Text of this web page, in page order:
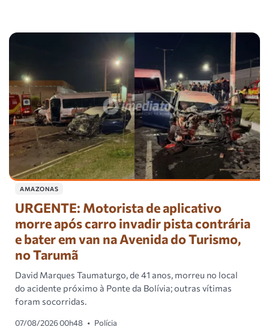
AMAZONAS
URGENTE: Motorista de aplicativo
morre após carro invadir pista contrária
e bater em van na Avenida do Turismo,
no Tarumã
David Marques Taumaturgo, de 41 anos, morreu no local
do acidente próximo à Ponte da Bolívia; outras vítimas
foram socorridas.
07/08/2026 00h48 • Polícia